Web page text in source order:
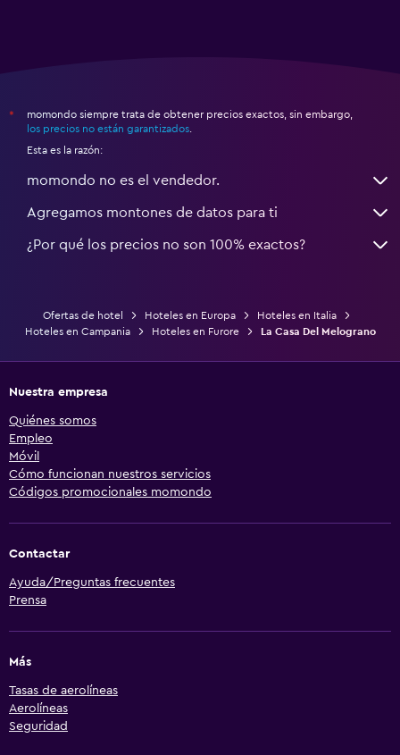
*
momondo siempre trata de obtener precios exactos, sin embargo,
los precios no están garantizados
Esta es la razón:
momondo no es el vendedor.
Agregamos montones de datos para ti
¿Por qué los precios no son 100% exactos?
Ofertas de hotel Hoteles en Europa
Hoteles en Italia
Hoteles en Campania
Hoteles en Furore La Casa Del Melograno
Nuestra empresa
Quiénes somos
Empleo
Móvil
Cómo funcionan nuestros servicios
Códigos promocionales momondo
Contactar
Ayuda/Preguntas frecuentes
Prensa
Más
Tasas de aerolíneas
Aerolíneas
Seguridad